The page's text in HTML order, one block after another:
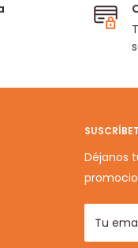
Déjanos
Tu